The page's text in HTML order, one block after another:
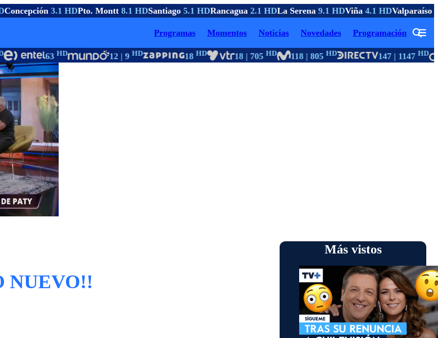
Concepción3.1 HDPto. Montt8.1 HDSantiago5.1 HDRancagua2.1 HDLa Serena9.1 HDViña4.1 HDValparaíso
Programas Momentos Noticias Novedades Programación
63HD 12 | 9HD 18HD 18 | 705HD 118 | 805HD 147 | 1147HD
NUEVO!!
Más vistos